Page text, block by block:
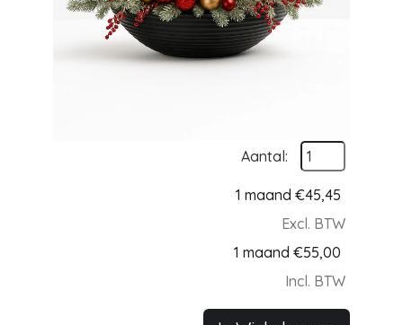
Aantal:
1 maand €45,45
Excl. BTW
1 maand €55,00
Incl. BTW